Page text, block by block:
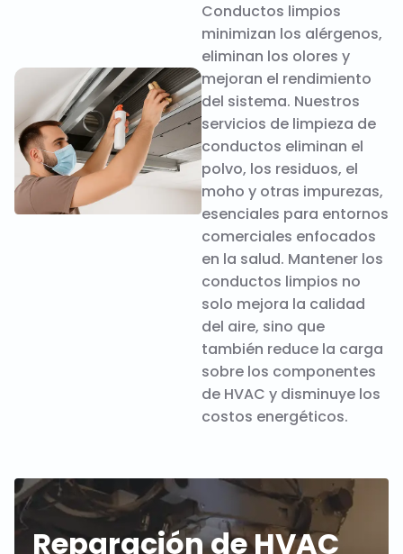
Conductos limpios
minimizan los alérgenos,
eliminan los olores y
mejoran el rendimiento
del sistema. Nuestros
servicios de limpieza de
conductos eliminan el
polvo, los residuos, el
moho y otras impurezas,
esenciales para entornos
comerciales enfocados
en la salud. Mantener los
conductos limpios no
solo mejora la calidad
del aire, sino que
también reduce la carga
sobre los componentes
de HVAC y disminuye los
costos energéticos.
Reparación de HVAC